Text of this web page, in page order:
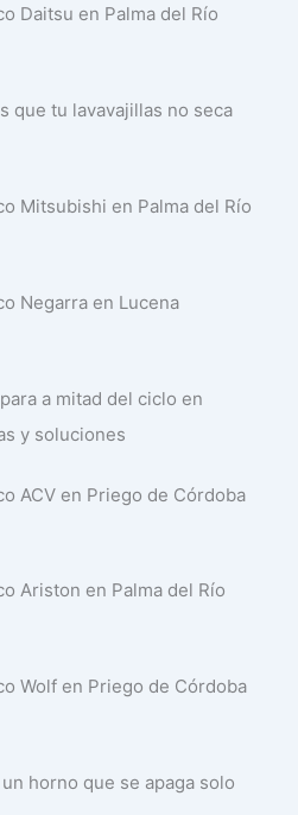
Daitsu en Palma del Río
que tu lavavajillas no seca
Mitsubishi en Palma del Río
Negarra en Lucena
a mitad del ciclo en
y soluciones
ACV en Priego de Córdoba
Ariston en Palma del Río
Wolf en Priego de Córdoba
horno que se apaga solo